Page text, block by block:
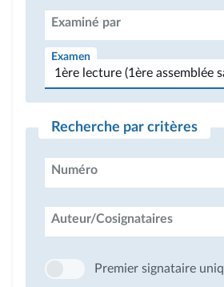
Examiné par
Examen
Recherche par critères
Numéro
Auteur/Cosignataires
Premier signataire